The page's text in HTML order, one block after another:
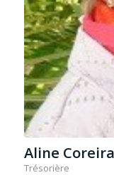
Aline
Trésorière